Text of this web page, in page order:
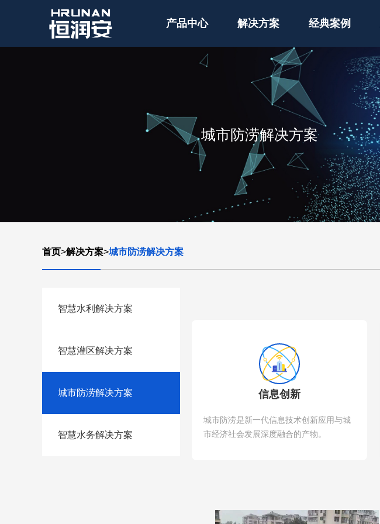
产品中心 解决方案 经典案例
城市防涝解决方案
首页>解决方案>城市防涝解决方案
智慧水利解决方案
智慧灌区解决方案
城市防涝解决方案
智慧水务解决方案
信息创新
城市防涝是新一代信息技术创新应用与城
市经济社会发展深度融合的产物。